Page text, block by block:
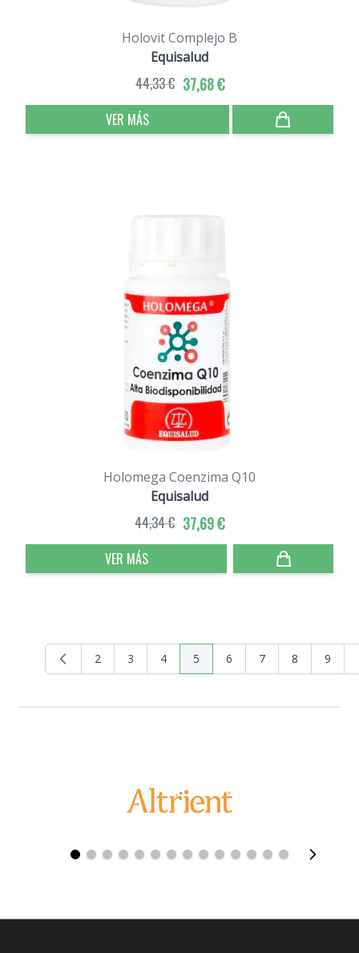
Holovit Complejo B
Equisalud
37,68 €
44,33 €
VER MÁS
Holomega Coenzima Q10
Equisalud
37,69 €
44,34 €
VER MÁS
Página
2 Página
3 Página
4 Actualmente estás leyendo
5 Página
6 Página
7 Página
8 Página
9